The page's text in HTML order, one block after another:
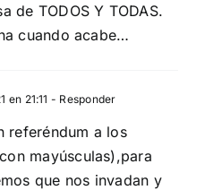
de TODOS Y TODAS.
cuando acabe…
en 21:11 - Responder
referéndum a los
mayúsculas),para
que nos invadan y